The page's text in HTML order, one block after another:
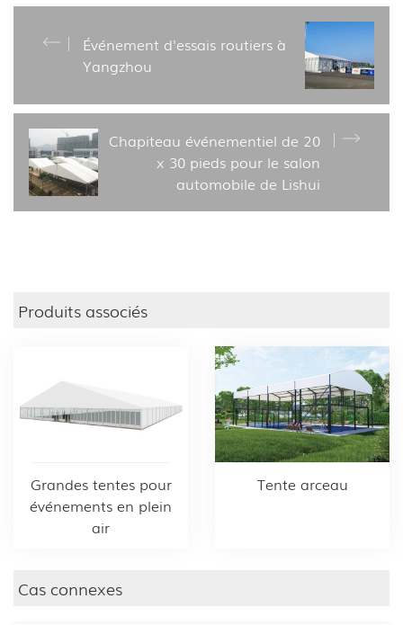
Événement d'essais routiers à
Yangzhou
Chapiteau événementiel de 20
x 30 pieds pour le salon
automobile de Lishui
Produits associés
Grandes tentes pour
événements en plein
air
Tente arceau
Cas connexes